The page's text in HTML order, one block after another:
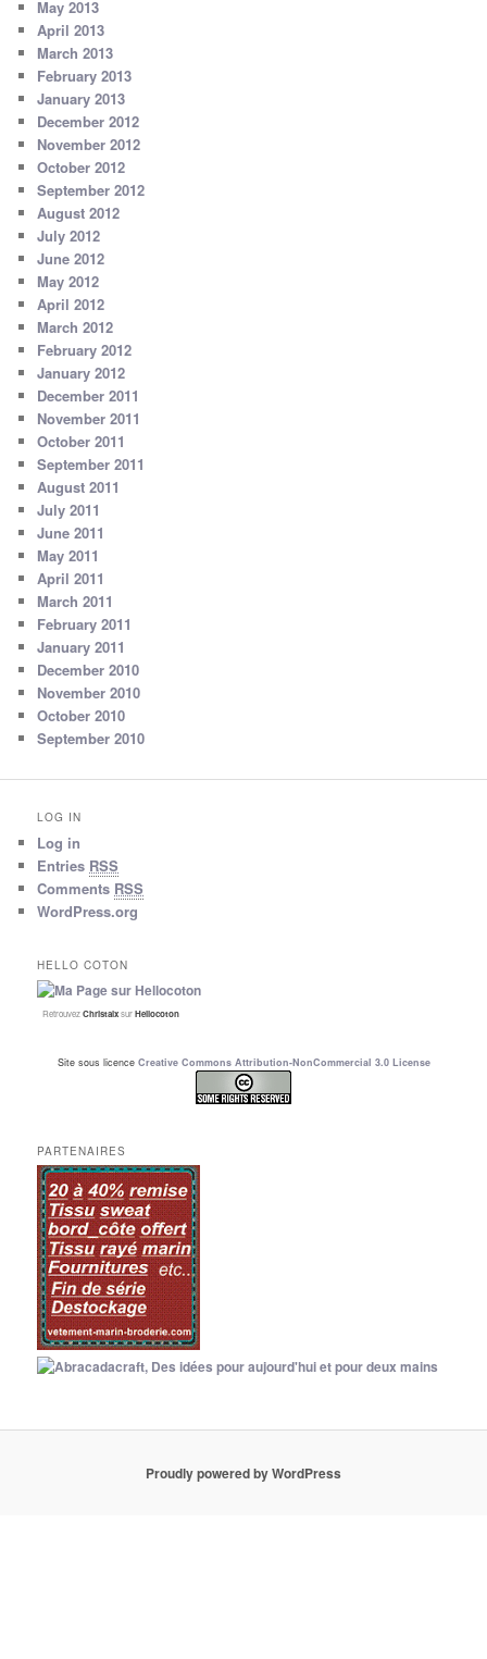
May 2013
April 2013
March 2013
February 2013
January 2013
December 2012
November 2012
October 2012
September 2012
August 2012
July 2012
June 2012
May 2012
April 2012
March 2012
February 2012
January 2012
December 2011
November 2011
October 2011
September 2011
August 2011
July 2011
June 2011
May 2011
April 2011
March 2011
February 2011
January 2011
December 2010
November 2010
October 2010
September 2010
LOG IN
Log in
Entries RSS
Comments RSS
WordPress.org
HELLO COTON
RetrouvezChristalxsurHellocoton
Site sous licence Creative Commons Attribution-NonCommercial 3.0 License
PARTENAIRES
Proudly powered by WordPress